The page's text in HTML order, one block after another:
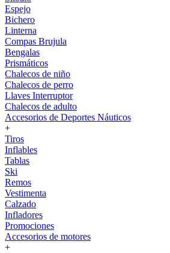
Espejo
Bichero
Linterna
Compas Brujula
Bengalas
Prismáticos
Chalecos de niño
Chalecos de perro
Llaves Interruptor
Chalecos de adulto
Accesorios de Deportes Náuticos
+
Tiros
Inflables
Tablas
Ski
Remos
Vestimenta
Calzado
Infladores
Promociones
Accesorios de motores
+